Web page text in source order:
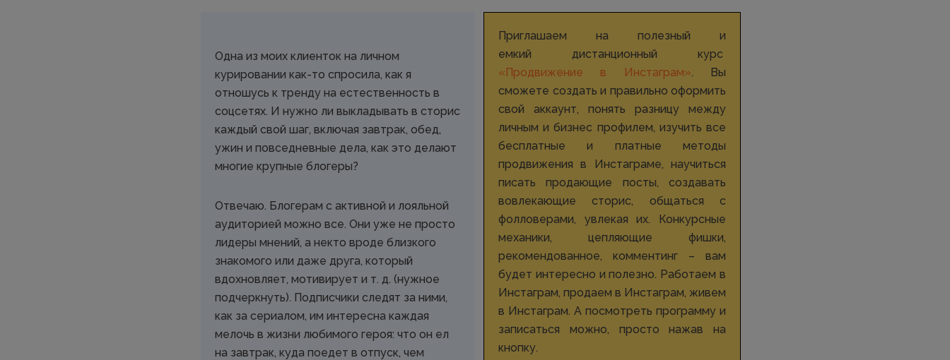
Одна из моих клиенток на личном
курировании как-то спросила, как я
отношусь к тренду на естественность в
соцсетях. И нужно ли выкладывать в сторис
каждый свой шаг, включая завтрак, обед,
ужин и повседневные дела, как это делают
многие крупные блогеры?
Отвечаю. Блогерам с активной и лояльной
аудиторией можно все. Они уже не просто
лидеры мнений, а некто вроде близкого
знакомого или даже друга, который
вдохновляет, мотивирует и т. д. (нужное
подчеркнуть). Подписчики следят за ними,
как за сериалом, им интересна каждая
мелочь в жизни любимого героя: что он ел
на завтрак, куда поедет в отпуск, чем
Приглашаем на полезный и
емкий дистанционный курс
«Продвижение в Инстаграм». Вы
сможете создать и правильно оформить
свой аккаунт, понять разницу между
личным и бизнес профилем, изучить все
бесплатные и платные методы
продвижения в Инстаграме, научиться
писать продающие посты, создавать
вовлекающие сторис, общаться с
фолловерами, увлекая их. Конкурсные
механики, цепляющие фишки,
рекомендованное, комментинг – вам
будет интересно и полезно. Работаем в
Инстаграм, продаем в Инстаграм, живем
в Инстаграм. А посмотреть программу и
записаться можно, просто нажав на
кнопку.